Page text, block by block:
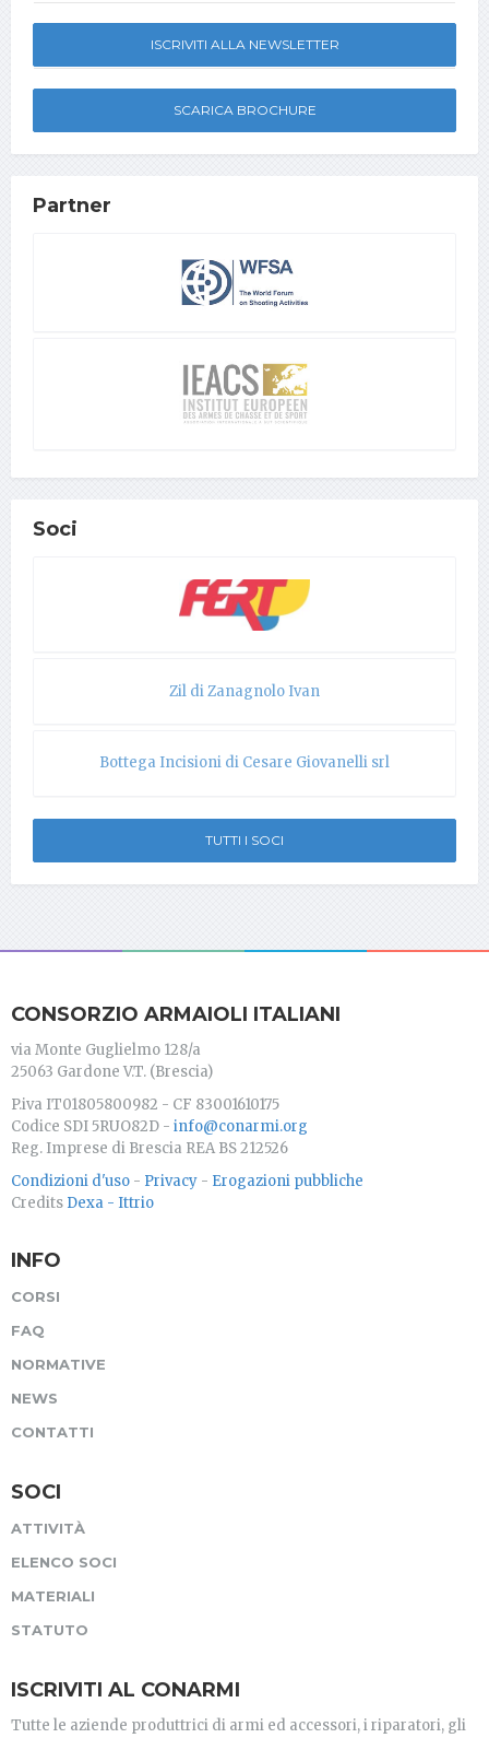
ISCRIVITI ALLA NEWSLETTER
SCARICA BROCHURE
Partner
Soci
Zil di Zanagnolo Ivan
Bottega Incisioni di Cesare Giovanelli srl
TUTTI I SOCI
CONSORZIO ARMAIOLI ITALIANI
via Monte Guglielmo 128/a
25063 Gardone V.T. (Brescia)
P.iva IT01805800982 - CF 83001610175
Codice SDI 5RUO82D - info@conarmi.org
Reg. Imprese di Brescia REA BS 212526
Condizioni d'uso - Privacy - Erogazioni pubbliche
Credits Dexa - Ittrio
INFO
CORSI
FAQ
NORMATIVE
NEWS
CONTATTI
SOCI
ATTIVITÀ
ELENCO SOCI
MATERIALI
STATUTO
ISCRIVITI AL CONARMI
Tutte le aziende produttrici di armi ed accessori, i riparatori, gli